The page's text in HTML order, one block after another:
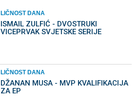
LIČNOST DANA
ISMAIL ZULFIĆ - DVOSTRUKI
VICEPRVAK SVJETSKE SERIJE
LIČNOST DANA
DŽANAN MUSA - MVP KVALIFIKACIJA
ZA EP